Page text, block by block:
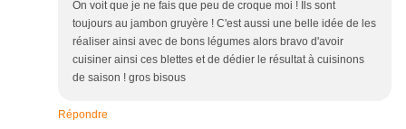
On voit que je ne fais que peu de croque moi ! Ils sont
toujours au jambon gruyère ! C'est aussi une belle idée de les
réaliser ainsi avec de bons légumes alors bravo d'avoir
cuisiner ainsi ces blettes et de dédier le résultat à cuisinons
de saison ! gros bisous
Répondre